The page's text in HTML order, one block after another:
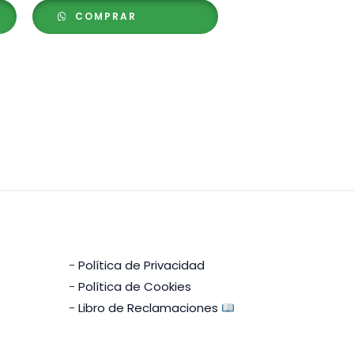
desde
S/ 17.00
COMPRAR
-Política de Privacidad
-Política de Cookies
-Libro de Reclamaciones